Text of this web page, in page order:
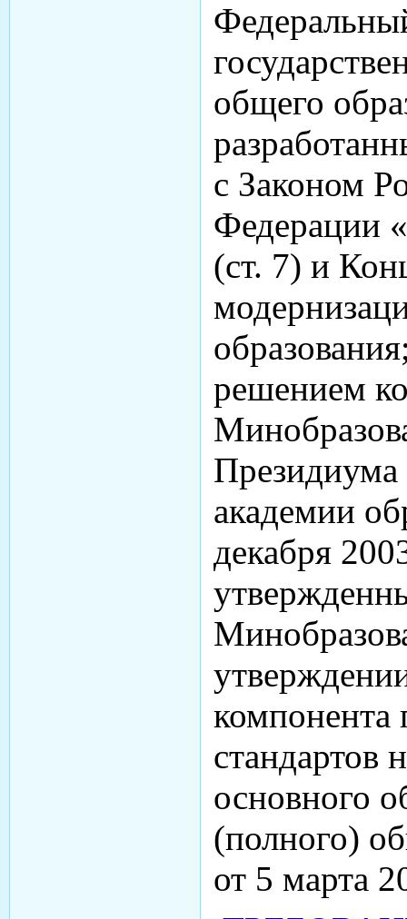
общего
с Законом
Федерации
(ст. 7) и
решением
Президиума
академии
декабря
компонента
стандартов
основного
(полного)
от 5 марта